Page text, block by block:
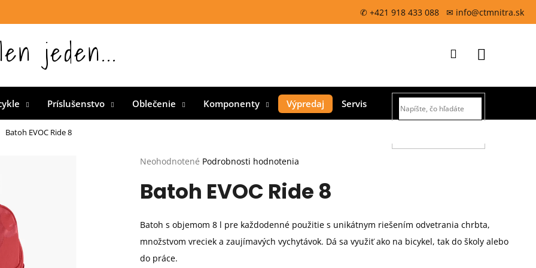
✆ +421 918 433 088 ✉ info@ctmnitra.sk
jeden...
Príslušenstvo Oblečenie Komponenty Výpredaj Servis
Prihlásenie
košík
Batoh EVOC Ride 8
Priemerné
produktu
je
5
hviezdičiek.
Neohodnotené Podrobnosti hodnotenia
Batoh EVOC Ride 8
Batoh s objemom 8 l pre každodenné použitie s unikátnym riešením odvetrania chrbta,
množstvom vreciek a zaujímavých vychytávok. Dá sa využiť ako na bicykel, tak do školy alebo
do práce.